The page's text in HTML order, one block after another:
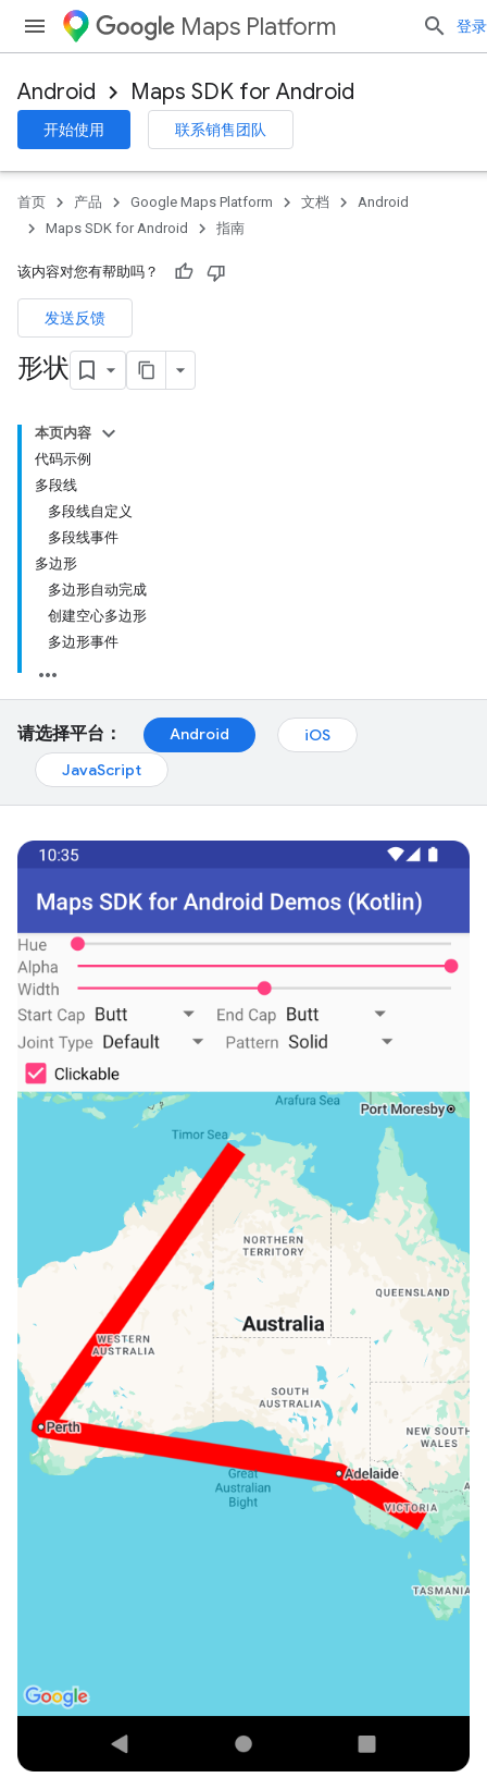
Maps Platform 登录
Android Maps SDK for Android
开始使用 联系销售团队
首页 产品 Google Maps Platform 文档
Android
Maps SDK for Android
指南
该内容对您有帮助吗？
发送反馈
形状
本页内容
代码示例
多段线
多段线自定义
多段线事件
多边形
多边形自动完成
创建空心多边形
多边形事件
请选择平台： Android
iOS
JavaScript